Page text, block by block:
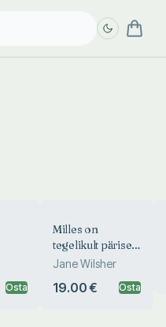
Osta
Milles on
tegelikult päriselt
erinevus?
Jane Wilsher
19.00 € Osta